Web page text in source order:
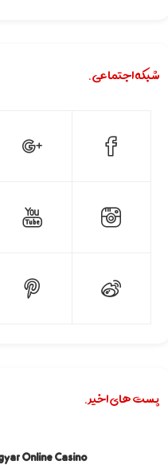
شبکه اجتماعی.
پست های اخیر.
Online Casino